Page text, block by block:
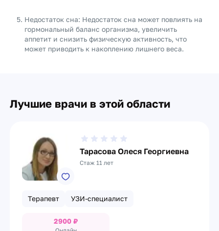
Недостаток сна: Недостаток сна может повлиять на
гормональный баланс организма, увеличить
аппетит и снизить физическую активность, что
может приводить к накоплению лишнего веса.
Лучшие врачи в этой области
Тарасова Олеся Георгиевна
Стаж 11 лет
Терапевт УЗИ-специалист
2900 ₽